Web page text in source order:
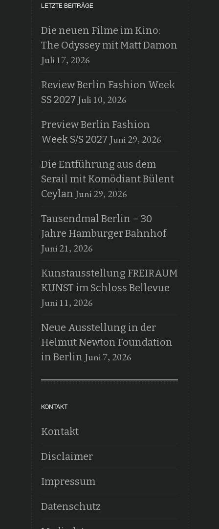
LETZTE BEITRÄGE
Die neuen Filme im Kino:
The Odyssey mit Matt Damon
Juli 17, 2026
Review Berlin Fashion Week
SS 2027 Juli 10, 2026
Preview Berlin Fashion
Week S/S 2027 Juni 29, 2026
Die Entführung aus dem
Serail mit Komödiant Bülent
Ceylan Juni 29, 2026
Tausendmal Berlin – 30
Jahre Hamburger Bahnhof
Juni 21, 2026
Kunstausstellung FREIRAUM
KUNST im Schloss Bellevue
Juni 11, 2026
Neue Ausstellung in der
Helmut Newton Foundation
in Berlin Juni 7, 2026
KONTAKT
Kontakt
Disclaimer
Impressum
Datenschutz